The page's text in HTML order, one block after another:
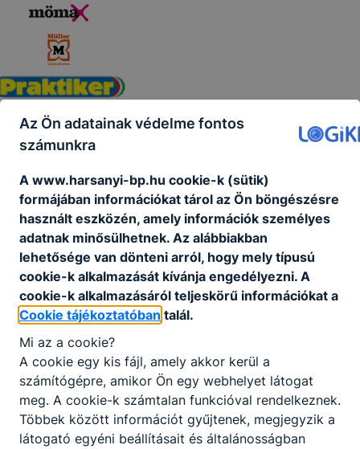
Az Ön adatainak védelme fontos
számunkra
A www.harsanyi-bp.hu cookie-k (sütik)
formájában információkat tárol az Ön böngészésre
használt eszközén, amely információk személyes
adatnak minősülhetnek. Az alábbiakban
lehetősége van dönteni arról, hogy mely típusú
cookie-k alkalmazását kívánja engedélyezni. A
cookie-k alkalmazásáról teljeskörű információkat a
Cookie tájékoztatóban talál.
Mi az a cookie?
A cookie egy kis fájl, amely akkor kerül a
számítógépre, amikor Ön egy webhelyet látogat
meg. A cookie-k számtalan funkcióval rendelkeznek.
Többek között információt gyűjtenek, megjegyzik a
látogató egyéni beállításait és általánosságban